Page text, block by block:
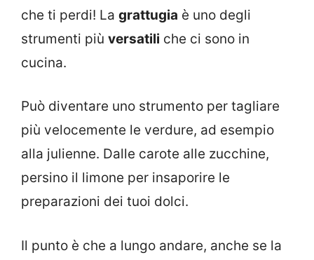
che ti perdi! La grattugia è uno degli
strumenti più versatili che ci sono in
cucina.
Può diventare uno strumento per tagliare
più velocemente le verdure, ad esempio
alla julienne. Dalle carote alle zucchine,
persino il limone per insaporire le
preparazioni dei tuoi dolci.
Il punto è che a lungo andare, anche se la